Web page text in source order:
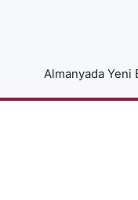
Almanyada Yeni